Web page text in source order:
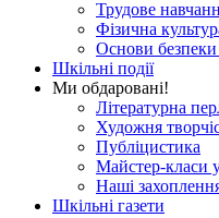
Трудове
Фізична
Основи
Шкільні події
Ми обдаровані!
Літературна
Художня
Публіцистика
Майстер-класи
Наші
Шкільні газети